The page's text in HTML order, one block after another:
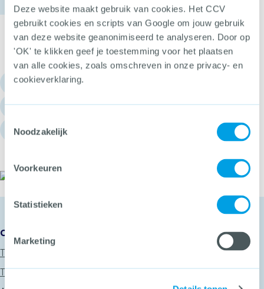
Deze website maakt gebruik van cookies. Het CCV
gebruikt cookies en scripts van Google om jouw gebruik
van deze website geanonimiseerd te analyseren. Door op
'OK' te klikken geef je toestemming voor het plaatsen
van alle cookies, zoals omschreven in onze privacy- en
cookieverklaring.
Toestemmingsselectie
Noodzakelijk
Voorkeuren
Statistieken
Marketing
030 - 751 6700
info@hetccv.nl
Churchilllaan 11, 3527 GV Utrecht
Onze diensten
Thema’s
Trainingen